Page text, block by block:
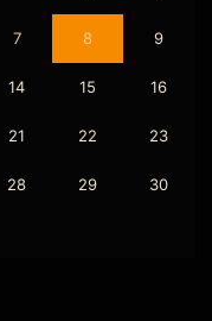
7 8 9
14 15 16
21 22 23
28 29 30